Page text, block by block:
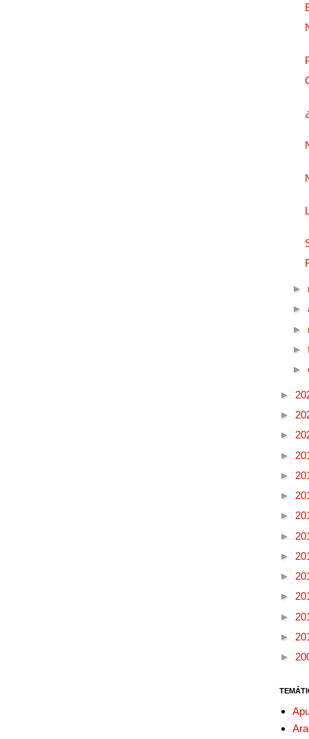
►
►
►
►
►
►
►
►
►
►
►
►
►
►
►
►
►
►
►